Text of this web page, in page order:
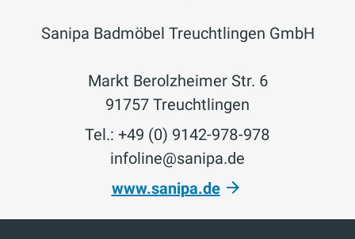
Sanipa Badmöbel Treuchtlingen GmbH
Markt Berolzheimer Str. 6
91757 Treuchtlingen
Tel.: +49 (0) 9142-978-978
infoline@sanipa.de
www.sanipa.de